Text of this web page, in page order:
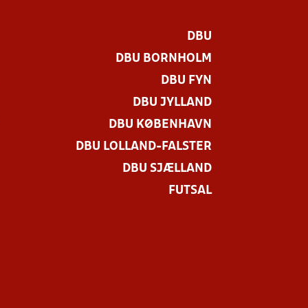
DBU
DBU BORNHOLM
DBU FYN
DBU JYLLAND
DBU KØBENHAVN
DBU LOLLAND-FALSTER
DBU SJÆLLAND
FUTSAL